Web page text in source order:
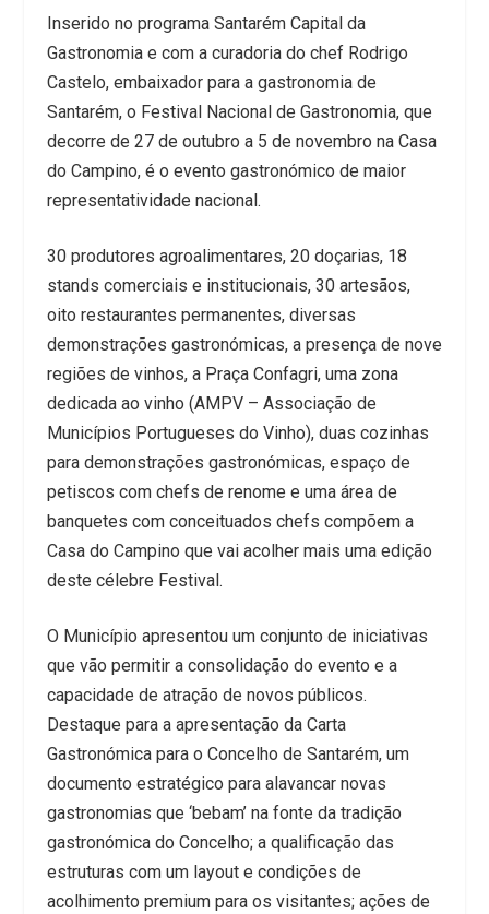
Inserido no programa Santarém Capital da
Gastronomia e com a curadoria do chef Rodrigo
Castelo, embaixador para a gastronomia de
Santarém, o Festival Nacional de Gastronomia, que
decorre de 27 de outubro a 5 de novembro na Casa
do Campino, é o evento gastronómico de maior
representatividade nacional.
30 produtores agroalimentares, 20 doçarias, 18
stands comerciais e institucionais, 30 artesãos,
oito restaurantes permanentes, diversas
demonstrações gastronómicas, a presença de nove
regiões de vinhos, a Praça Confagri, uma zona
dedicada ao vinho (AMPV – Associação de
Municípios Portugueses do Vinho), duas cozinhas
para demonstrações gastronómicas, espaço de
petiscos com chefs de renome e uma área de
banquetes com conceituados chefs compõem a
Casa do Campino que vai acolher mais uma edição
deste célebre Festival.
O Município apresentou um conjunto de iniciativas
que vão permitir a consolidação do evento e a
capacidade de atração de novos públicos.
Destaque para a apresentação da Carta
Gastronómica para o Concelho de Santarém, um
documento estratégico para alavancar novas
gastronomias que ‘bebam’ na fonte da tradição
gastronómica do Concelho; a qualificação das
estruturas com um layout e condições de
acolhimento premium para os visitantes; ações de